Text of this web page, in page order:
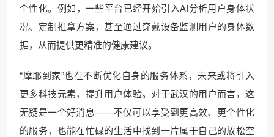
个性化。例如，一些平台已经开始引入AI分析用户身体状
况、定制推拿方案，甚至通过穿戴设备监测用户的身体数
据，从而提供更精准的健康建议。
“摩耶到家”也在不断优化自身的服务体系，未来或将引入
更多科技元素，提升用户体验。对于武汉的用户而言，这
无疑是一个好消息——不仅可以享受到更高效、更个性化
的服务，也能在忙碌的生活中找到一片属于自己的放松空